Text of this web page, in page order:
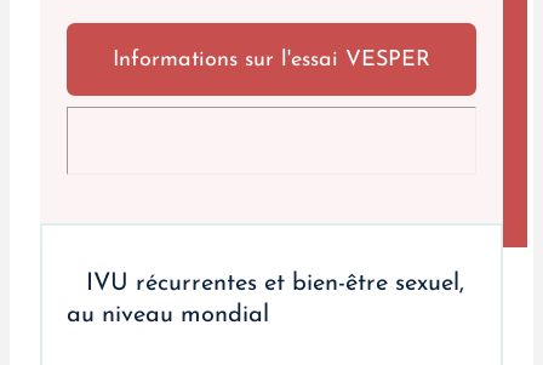
Informations sur l'essai VESPER
IVU récurrentes et bien-être sexuel,
au niveau mondial